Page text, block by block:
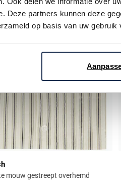
Deze partners kunnen deze
op basis van uw gebruik
mouw gestreept overhemd